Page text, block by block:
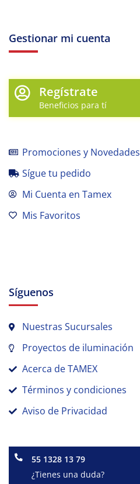
Gestionar mi cuenta
Regístrate
Beneficios para tí
Promociones y Novedades
Sígue tu pedido
Mi Cuenta en Tamex
Mis Favoritos
Síguenos
Nuestras Sucursales
Proyectos de iluminación
Acerca de TAMEX
Términos y condiciones
Aviso de Privacidad
55 1328 13 79
¿Tienes una duda?